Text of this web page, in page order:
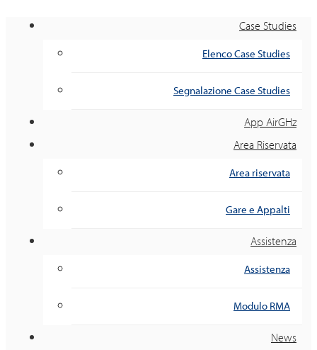
Case Studies
Elenco Case Studies
Segnalazione Case Studies
App AirGHz
Area Riservata
Area riservata
Gare e Appalti
Assistenza
Assistenza
Modulo RMA
News